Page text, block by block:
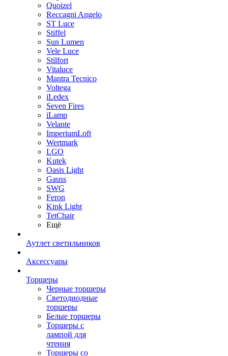
Quoizel
Reccagni Angelo
ST Luce
Stiffel
Sun Lumen
Vele Luce
Stilfort
Vitaluce
Mantra Tecnico
Voltega
iLedex
Seven Fires
iLamp
Velante
ImperiumLoft
Wertmark
LGO
Kutek
Oasis Light
Gauss
SWG
Feron
Kink Light
TetСhair
Ещё
Аутлет светильников
Аксессуары
Торшеры
Черные торшеры
Светодиодные
торшеры
Белые торшеры
Торшеры с
лампой для
чтения
Торшеры со